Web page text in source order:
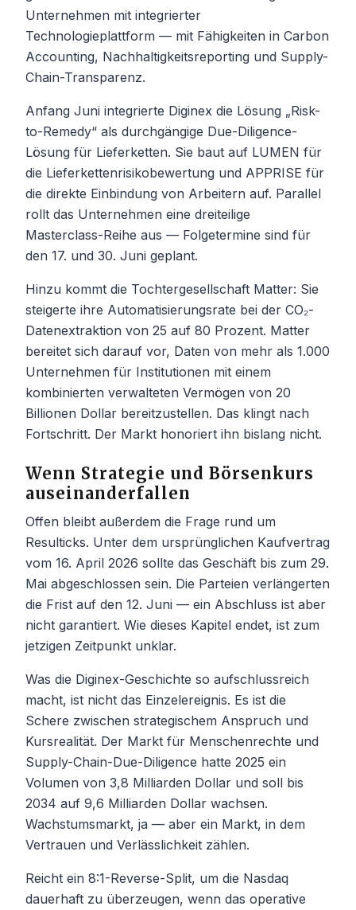
Unternehmen mit integrierter
Technologieplattform — mit Fähigkeiten in Carbon
Accounting, Nachhaltigkeitsreporting und Supply-
Chain-Transparenz.
Anfang Juni integrierte Diginex die Lösung „Risk-
to-Remedy“ als durchgängige Due-Diligence-
Lösung für Lieferketten. Sie baut auf LUMEN für
die Lieferkettenrisikobewertung und APPRISE für
die direkte Einbindung von Arbeitern auf. Parallel
rollt das Unternehmen eine dreiteilige
Masterclass-Reihe aus — Folgetermine sind für
den 17. und 30. Juni geplant.
Hinzu kommt die Tochtergesellschaft Matter: Sie
steigerte ihre Automatisierungsrate bei der CO₂-
Datenextraktion von 25 auf 80 Prozent. Matter
bereitet sich darauf vor, Daten von mehr als 1.000
Unternehmen für Institutionen mit einem
kombinierten verwalteten Vermögen von 20
Billionen Dollar bereitzustellen. Das klingt nach
Fortschritt. Der Markt honoriert ihn bislang nicht.
Wenn Strategie und Börsenkurs
auseinanderfallen
Offen bleibt außerdem die Frage rund um
Resulticks. Unter dem ursprünglichen Kaufvertrag
vom 16. April 2026 sollte das Geschäft bis zum 29.
Mai abgeschlossen sein. Die Parteien verlängerten
die Frist auf den 12. Juni — ein Abschluss ist aber
nicht garantiert. Wie dieses Kapitel endet, ist zum
jetzigen Zeitpunkt unklar.
Was die Diginex-Geschichte so aufschlussreich
macht, ist nicht das Einzelereignis. Es ist die
Schere zwischen strategischem Anspruch und
Kursrealität. Der Markt für Menschenrechte und
Supply-Chain-Due-Diligence hatte 2025 ein
Volumen von 3,8 Milliarden Dollar und soll bis
2034 auf 9,6 Milliarden Dollar wachsen.
Wachstumsmarkt, ja — aber ein Markt, in dem
Vertrauen und Verlässlichkeit zählen.
Reicht ein 8:1-Reverse-Split, um die Nasdaq
dauerhaft zu überzeugen, wenn das operative